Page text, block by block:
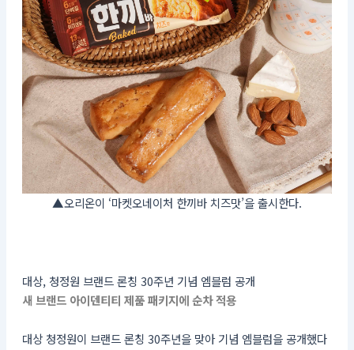
▲오리온이 ‘마켓오네이처 한끼바 치즈맛’을 출시한다.
대상, 청정원 브랜드 론칭 30주년 기념 엠블럼 공개
새 브랜드 아이덴티티 제품 패키지에 순차 적용
대상 청정원이 브랜드 론칭 30주년을 맞아 기념 엠블럼을 공개했다